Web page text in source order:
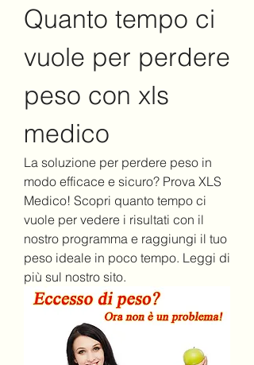
Quanto tempo ci
vuole per perdere
peso con xls
medico
La soluzione per perdere peso in
modo efficace e sicuro? Prova XLS
Medico! Scopri quanto tempo ci
vuole per vedere i risultati con il
nostro programma e raggiungi il tuo
peso ideale in poco tempo. Leggi di
più sul nostro sito.